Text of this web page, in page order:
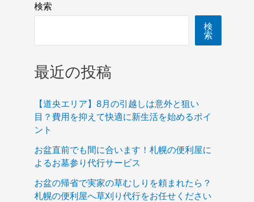
検索
検
索
最近の投稿
【道央エリア】8月の引越しは意外と狙い
目？費用を抑えて快適に新生活を始めるポイ
ント
お盆直前でも間に合います！札幌の便利屋に
よるお墓参り代行サービス
お盆の帰省で実家の草むしりを頼まれたら？
札幌の便利屋へ草刈り代行をお任せください